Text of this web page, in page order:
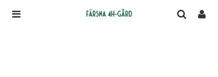
Färsna 4H-gård